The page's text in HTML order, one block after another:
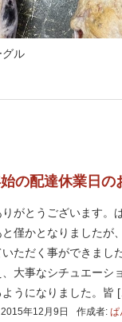
グル
の配達休業日の
がとうございます。
僅かとなりましたが
いただく事ができまし
大事なシチュエーシ
ようになりました。皆
年12月9日 作成者: ぱ